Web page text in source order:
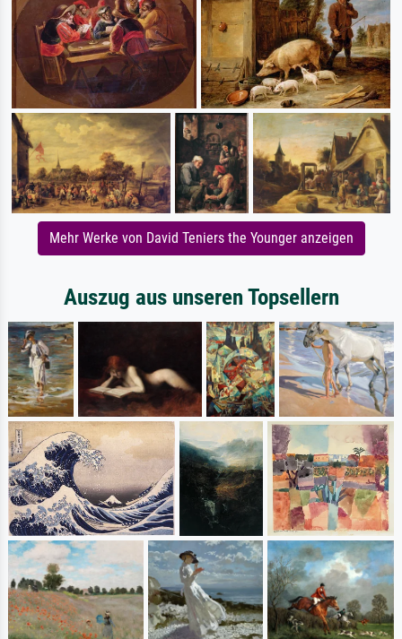
Mehr Werke von David Teniers the Younger anzeigen
Auszug aus unseren Topsellern